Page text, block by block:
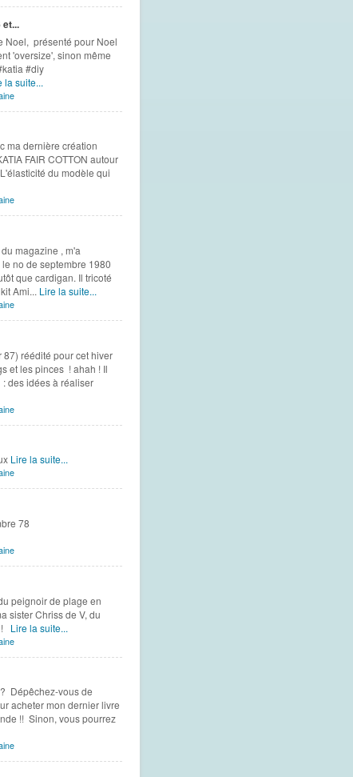
et...
Noel, présenté pour Noel
'oversize', sinon même
#diy
la suite...
ma dernière création
FAIR COTTON autour
du modèle qui
magazine , m'a
no de septembre 1980
que cardigan. Il tricoté
Ami... Lire la suite...
réédité pour cet hiver
et les pinces ! ahah ! Il
des idées à réaliser
Lire la suite...
de novembre 78
peignoir de plage en
sister Chriss de V, du
Lire la suite...
Dépêchez-vous de
acheter mon dernier livre
!! Sinon, vous pourrez